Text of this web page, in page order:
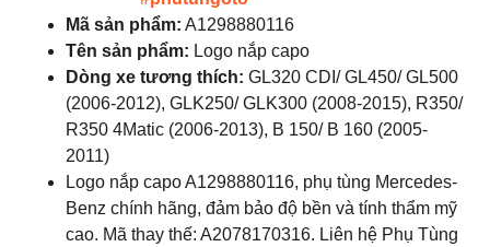
Mã sản phẩm: A1298880116
Tên sản phẩm: Logo nắp capo
Dòng xe tương thích: GL320 CDI/ GL450/ GL500
(2006-2012), GLK250/ GLK300 (2008-2015), R350/
R350 4Matic (2006-2013), B 150/ B 160 (2005-
2011)
Logo nắp capo A1298880116, phụ tùng Mercedes-
Benz chính hãng, đảm bảo độ bền và tính thẩm mỹ
cao. Mã thay thế: A2078170316. Liên hệ Phụ Tùng